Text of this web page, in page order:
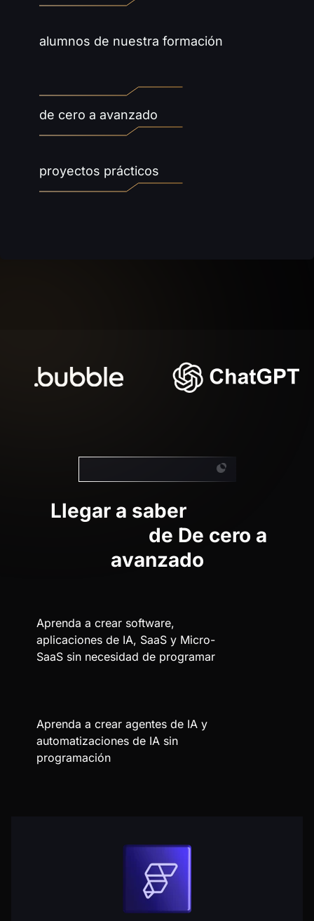
alumnos de nuestra formación
de cero a avanzado
0 Formaciones
proyectos prácticos
Llegar a saber
de De cero a
avanzado
Aprenda a crear software,
aplicaciones de IA, SaaS y Micro-
SaaS sin necesidad de programar
Aprenda a crear agentes de IA y
automatizaciones de IA sin
programación